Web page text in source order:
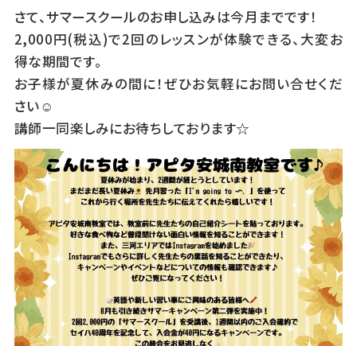
さて、サマースクールのお申し込みは今月までです！
2,000円(税込)で2回のレッスンが体験できる、大変お
得な期間です。
お子様が夏休みの間に！ぜひお気軽にお問い合せくだ
さい☺︎
講師一同楽しみにお待ちしております☆